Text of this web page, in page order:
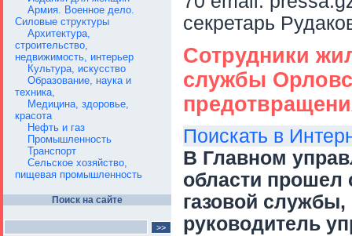
Армия. Военное дело.
Силовые структуры
Архитектура,
строительство,
недвижимость, интерьер
Культура, искусство
Образование, наука и
техника,
Медицина, здоровье,
красота
Нефть и газ
Промышленность
Транспорт
Сельское хозяйство,
пищевая промышленность
Поиск на сайте
секретарь
Сотрудники
службы
Поискать в
В Главном
области прошел
газовой
руководитель